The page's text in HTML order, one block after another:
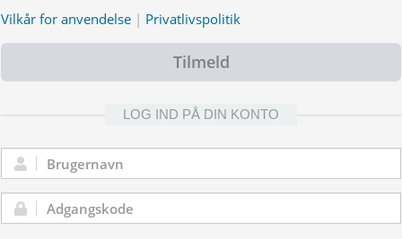
Vilkår for anvendelse | Privatlivspolitik
Tilmeld
LOG IND PÅ DIN KONTO
Brugernavn:
Adgangskode: